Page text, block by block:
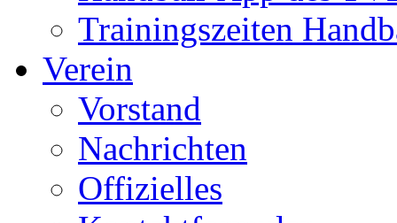
Trainingszeiten
Verein
Vorstand
Nachrichten
Offizielles